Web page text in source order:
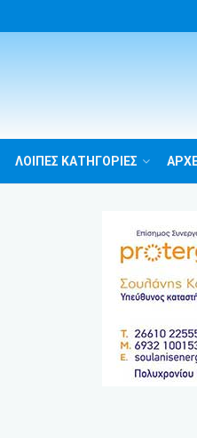
ΛΟΙΠΕΣ ΚΑΤΗΓΟΡΙΕΣ